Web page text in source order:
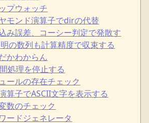
プウォッチ
モンド演算子でdirの代替
み誤差、コーシー判定で発散す
の数列も計算精度で収束する
かわからん
処理を停止する
ールの存在チェック
算子でASCII文字を表示する
数のチェック
ードジェネレータ